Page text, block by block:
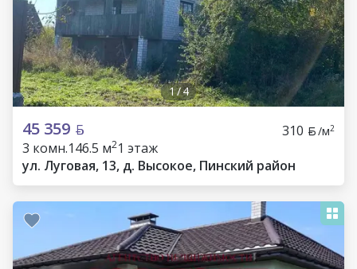
1/4
45 359 310 /м2
3 комн.146.5 м21 этаж
ул. Луговая, 13, д. Высокое, Пинский район